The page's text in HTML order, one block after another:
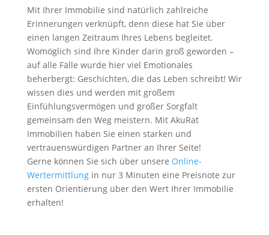
Mit Ihrer Immobilie sind natürlich zahlreiche
Erinnerungen verknüpft, denn diese hat Sie über
einen langen Zeitraum Ihres Lebens begleitet.
Womöglich sind Ihre Kinder darin groß geworden –
auf alle Fälle wurde hier viel Emotionales
beherbergt: Geschichten, die das Leben schreibt! Wir
wissen dies und werden mit großem
Einfühlungsvermögen und großer Sorgfalt
gemeinsam den Weg meistern. Mit AkuRat
Immobilien haben Sie einen starken und
vertrauenswürdigen Partner an Ihrer Seite!
Gerne können Sie sich über unsere Online-
Wertermittlungin nur 3 Minuten eine Preisnote zur
ersten Orientierung über den Wert Ihrer Immobilie
erhalten!